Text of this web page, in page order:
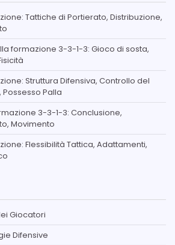
Tattiche di Portierato, Distribuzione,
formazione 3-3-1-3: Gioco di sosta,
Struttura Difensiva, Controllo del
Palla
3-3-1-3: Conclusione,
Movimento
Flessibilità Tattica, Adattamenti,
Giocatori
Difensive